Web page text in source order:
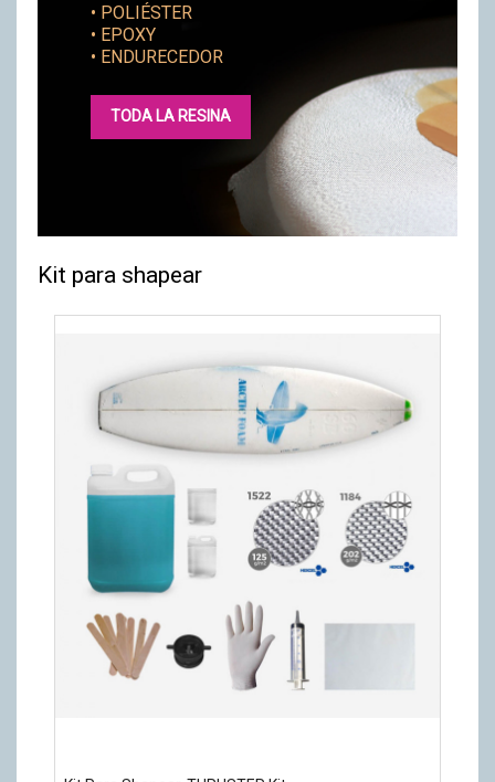
• POLIÉSTER
• EPOXY
• ENDURECEDOR
TODA LA RESINA
Kit para shapear